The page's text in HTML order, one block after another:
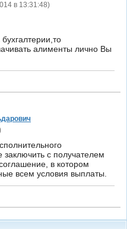
в 13:31:48)
алименты лично Вы
заключить с получателем
в котором
всем условия выплаты.